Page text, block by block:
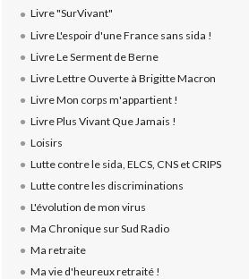
Livre "SurVivant"
Livre L'espoir d'une France sans sida !
Livre Le Serment de Berne
Livre Lettre Ouverte à Brigitte Macron
Livre Mon corps m'appartient !
Livre Plus Vivant Que Jamais !
Loisirs
Lutte contre le sida, ELCS, CNS et CRIPS
Lutte contre les discriminations
L'évolution de mon virus
Ma Chronique sur Sud Radio
Ma retraite
Ma vie d'heureux retraité !